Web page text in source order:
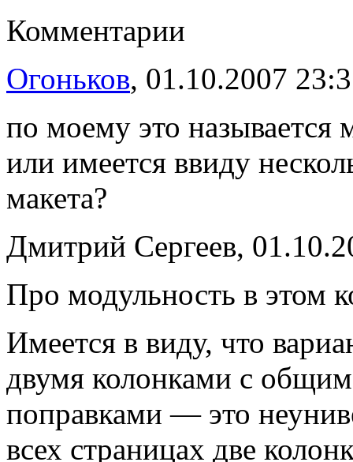
Комментарии
Огоньков, 01.10.2007
по моему это называется
или имеется ввиду
макета?
Дмитрий Сергеев,
Про модульность в этом
Имеется в виду, что
двумя колонками с
поправками — это
всех страницах две